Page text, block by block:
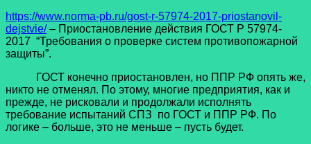
https://www.norma-pb.ru/gost-r-57974-2017-priostanovil-
dejstvie/ – Приостановление действия ГОСТ Р 57974-
2017 “Требования о проверке систем противопожарной
защиты”.
ГОСТ конечно приостановлен, но ППР РФ опять же,
никто не отменял. По этому, многие предприятия, как и
прежде, не рисковали и продолжали исполнять
требование испытаний СПЗ по ГОСТ и ППР РФ. По
логике – больше, это не меньше – пусть будет.